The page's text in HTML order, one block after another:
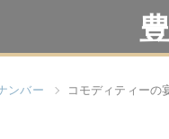
ンバー コモディティーの